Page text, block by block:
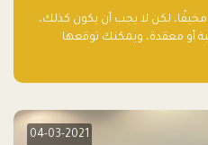
لكن لا يجب أن يكون كذلك،
أو معقدة، ويمكنك توقعها
04-03-2021